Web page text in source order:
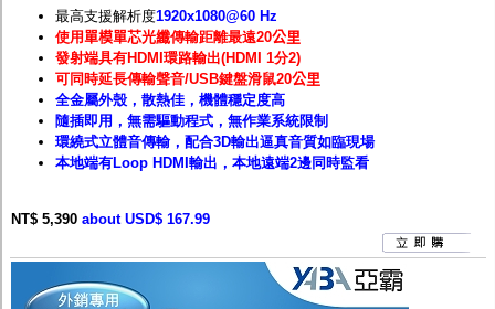
網路線用水晶頭
網路線
懶人線.同軸線.花線
線頭.插座.延長線.HDMI線
集線盒.防水盒.配線盒
變壓器.避雷器
轉接頭
偽裝嚇阻假監視器. 警示防盜貼紙
客訂商品
最高支援解析度1920x1080@60 Hz
使用單模單芯光纖傳輸距離最遠20公里
發射端具有HDMI環路輸出(HDMI 1分2)
可同時延長傳輸聲音/USB鍵盤滑鼠20公里
全金屬外殼，散熱佳，機體穩定度高
隨插即用，無需驅動程式，無作業系統限制
環繞式立體音傳輸，配合3D輸出逼真音質如臨現場
本地端有Loop HDMI輸出，本地遠端2邊同時監看
NT$ 5,390 about USD$ 167.99